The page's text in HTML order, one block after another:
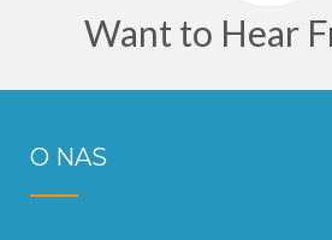
Want to Hear
O NAS